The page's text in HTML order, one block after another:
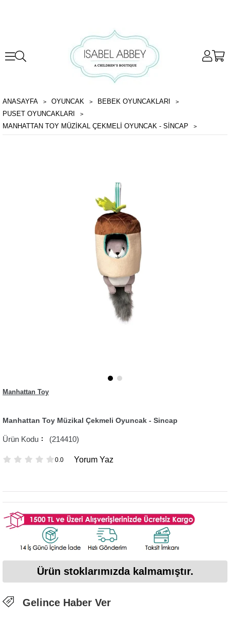
ANASAYFA OYUNCAK
BEBEK OYUNCAKLARI
PUSET OYUNCAKLARI
MANHATTAN TOY MÜZIKAL ÇEKMELI OYUNCAK - SINCAP
Manhattan Toy
Manhattan Toy Müzikal Çekmeli Oyuncak - Sincap
(214410)
0.0 Yorum Yaz
Ürün stoklarımızda kalmamıştır.
Gelince Haber Ver